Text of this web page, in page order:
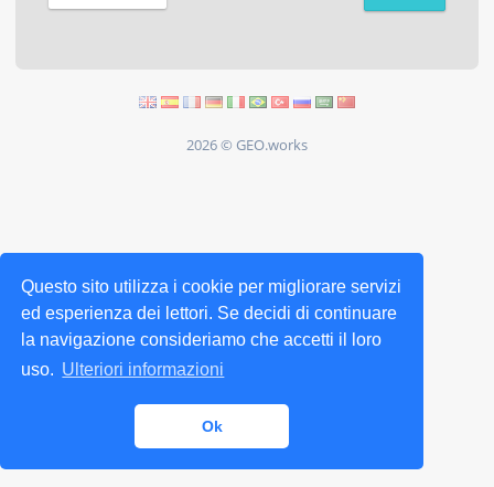
Questo sito utilizza i cookie per migliorare servizi
ed esperienza dei lettori. Se decidi di continuare
la navigazione consideriamo che accetti il loro
uso. Ulteriori informazioni
Ok
2026 © GEO.works